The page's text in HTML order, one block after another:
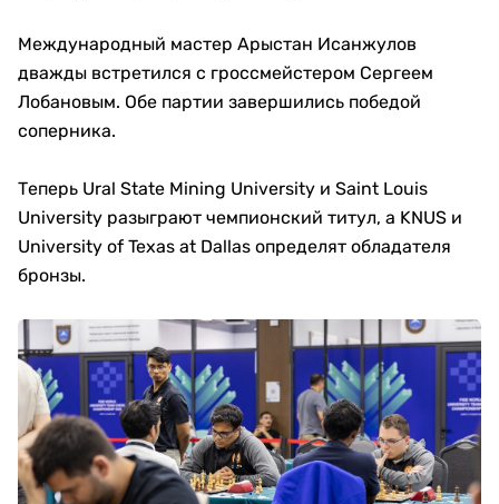
Международный мастер Арыстан Исанжулов
дважды встретился с гроссмейстером Сергеем
Лобановым. Обе партии завершились победой
соперника.
Теперь Ural State Mining University и Saint Louis
University разыграют чемпионский титул, а KNUS и
University of Texas at Dallas определят обладателя
бронзы.